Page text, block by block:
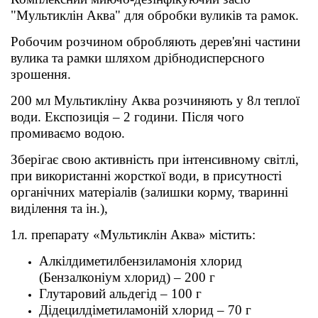
"Мультиклін Аква" для обробки вуликів та рамок.
Робочим розчином обробляють дерев'яні частини
вулика та рамки шляхом дрібнодисперсного
зрошення.
200 мл Мультикліну Аква розчиняють у 8л теплої
води. Експозиція – 2 години. Після чого
промиваємо водою.
Зберігає свою активність при інтенсивному світлі,
при використанні жорсткої води, в присутності
органічних матеріалів (залишки корму, тваринні
виділення та ін.),
1л. препарату «Мультиклін Аква» містить:
Алкілдиметилбензиламонія хлорид
(Бензалконіум хлорид) – 200 г
Глутаровий альдегід – 100 г
Дідецилдіметиламоній хлорид – 70 г
Товари для голубів
Товари для гризунів
Товари для коней
Товари для людей
Популярні зоотоварі